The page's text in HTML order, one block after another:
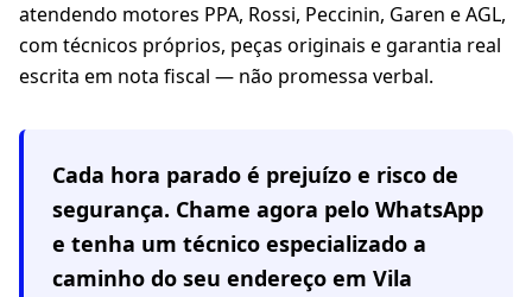
atendendo motores PPA, Rossi, Peccinin, Garen e AGL,
com técnicos próprios, peças originais e garantia real
escrita em nota fiscal — não promessa verbal.
Cada hora parado é prejuízo e risco de
segurança. Chame agora pelo WhatsApp
e tenha um técnico especializado a
caminho do seu endereço em Vila